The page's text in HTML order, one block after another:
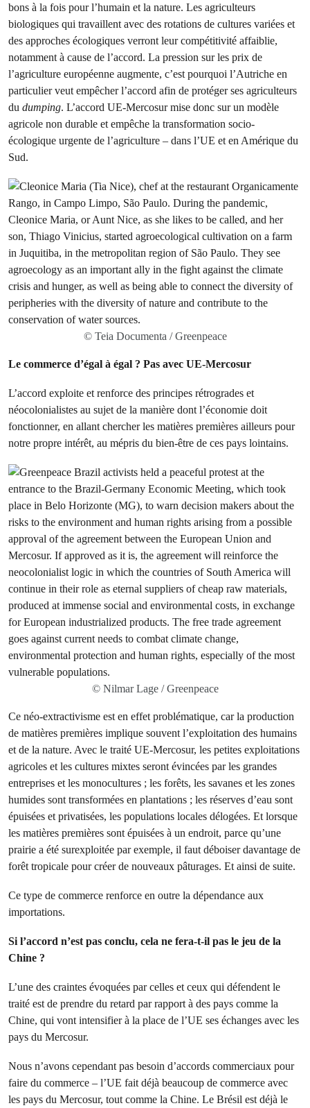
bons à la fois pour l’humain et la nature. Les agriculteurs
biologiques qui travaillent avec des rotations de cultures variées et
des approches écologiques verront leur compétitivité affaiblie,
notamment à cause de l’accord. La pression sur les prix de
l’agriculture européenne augmente, c’est pourquoi l’Autriche en
particulier veut empêcher l’accord afin de protéger ses agriculteurs
du dumping. L’accord UE-Mercosur mise donc sur un modèle
agricole non durable et empêche la transformation socio-
écologique urgente de l’agriculture – dans l’UE et en Amérique du
Sud.
© Teia Documenta / Greenpeace
Le commerce d’égal à égal ? Pas avec UE-Mercosur
L’accord exploite et renforce des principes rétrogrades et
néocolonialistes au sujet de la manière dont l’économie doit
fonctionner, en allant chercher les matières premières ailleurs pour
notre propre intérêt, au mépris du bien-être de ces pays lointains.
© Nilmar Lage / Greenpeace
Ce néo-extractivisme est en effet problématique, car la production
de matières premières implique souvent l’exploitation des humains
et de la nature. Avec le traité UE-Mercosur, les petites exploitations
agricoles et les cultures mixtes seront évincées par les grandes
entreprises et les monocultures ; les forêts, les savanes et les zones
humides sont transformées en plantations ; les réserves d’eau sont
épuisées et privatisées, les populations locales délogées. Et lorsque
les matières premières sont épuisées à un endroit, parce qu’une
prairie a été surexploitée par exemple, il faut déboiser davantage de
forêt tropicale pour créer de nouveaux pâturages. Et ainsi de suite.
Ce type de commerce renforce en outre la dépendance aux
importations.
Si l’accord n’est pas conclu, cela ne fera-t-il pas le jeu de la
Chine ?
L’une des craintes évoquées par celles et ceux qui défendent le
traité est de prendre du retard par rapport à des pays comme la
Chine, qui vont intensifier à la place de l’UE ses échanges avec les
pays du Mercosur.
Nous n’avons cependant pas besoin d’accords commerciaux pour
faire du commerce – l’UE fait déjà beaucoup de commerce avec
les pays du Mercosur, tout comme la Chine. Le Brésil est déjà le